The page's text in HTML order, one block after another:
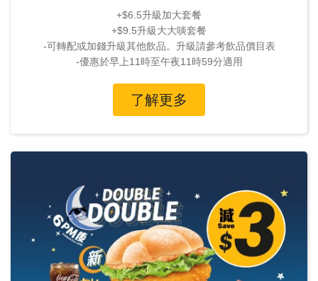
+$6.5升級加大套餐
+$9.5升級大大啖套餐
-可轉配或加錢升級其他飲品。升級請參考飲品價目表
-優惠於早上11時至午夜11時59分適用
了解更多